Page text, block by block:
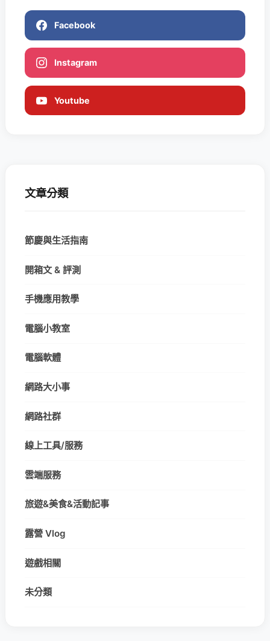
Facebook
Instagram
Youtube
文章分類
節慶與生活指南
開箱文 & 評測
手機應用教學
電腦小教室
電腦軟體
網路大小事
網路社群
線上工具/服務
雲端服務
旅遊&美食&活動記事
露營 Vlog
遊戲相關
未分類